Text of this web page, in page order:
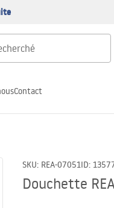
Contact
SKU: REA-07051ID:
Douchette